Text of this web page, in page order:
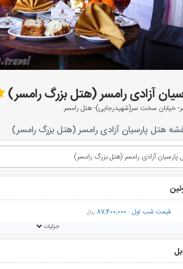
آزادی رامسر (هتل بزرگ رامسر)
خیابان سخت سر(شهیدرجایی)- هتل رامسر
هتل پارسیان آزادی رامسر (هتل بزرگ رامسر)
پارسیان آزادی رامسر (هتل بزرگ رامسر)
قیمت شب اول : 87,400,000 ریال
جزئیات